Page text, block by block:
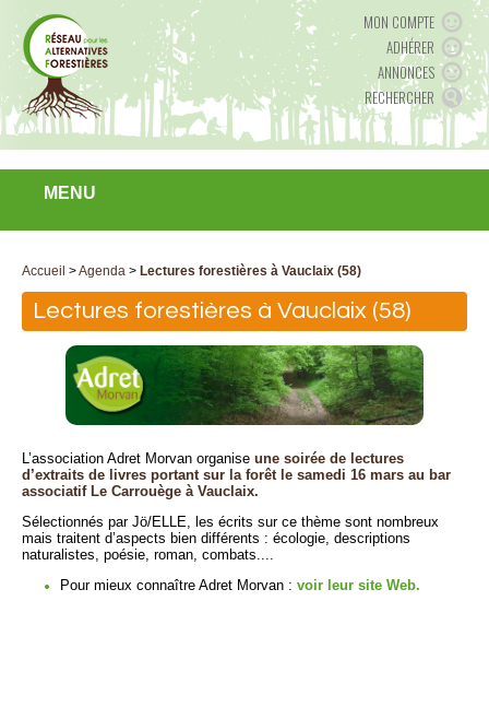
MON COMPTE
ADHÉRER
ANNONCES
RECHERCHER
MENU
Accueil >Agenda > Lectures forestières à Vauclaix (58)
Lectures forestières à Vauclaix (58)
L’association Adret Morvan organise une soirée de lectures
d’extraits de livres portant sur la forêt le samedi 16 mars au bar
associatif Le Carrouège à Vauclaix.
Sélectionnés par Jö/ELLE, les écrits sur ce thème sont nombreux
mais traitent d’aspects bien différents : écologie, descriptions
naturalistes, poésie, roman, combats....
Pour mieux connaître Adret Morvan : voir leur site Web.